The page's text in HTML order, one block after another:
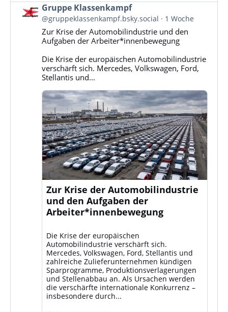
Beitrag
von
Gruppe
Klassenkampf
Bluesky
ansehen
Gruppe Klassenkampf
@gruppeklassenkampf.bsky.social 1 Woche
Zur Krise der Automobilindustrie und den
Aufgaben der Arbeiter*innenbewegung
Die Krise der europäischen Automobilindustrie
verschärft sich. Mercedes, Volkswagen, Ford,
Stellantis und...
Zur Krise der Automobilindustrie
und den Aufgaben der
Arbeiter*innenbewegung
Die Krise der europäischen
Automobilindustrie verschärft sich.
Mercedes, Volkswagen, Ford, Stellantis und
zahlreiche Zulieferunternehmen kündigen
Sparprogramme, Produktionsverlagerungen
und Stellenabbau an. Als Ursachen werden
die verschärfte internationale Konkurrenz –
insbesondere durch...